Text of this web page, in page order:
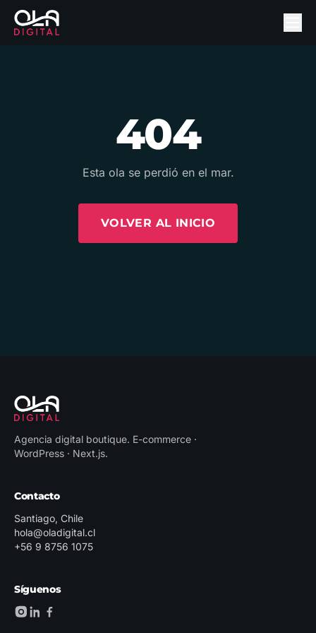
404
Esta ola se perdió en el mar.
VOLVER AL INICIO
Agencia digital boutique. E-commerce ·
WordPress · Next.js.
Contacto
Santiago, Chile
hola@oladigital.cl
+56 9 8756 1075
Síguenos